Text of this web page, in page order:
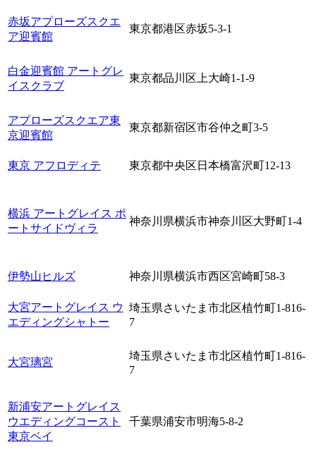
赤坂アプローズスクエ
ア迎賓館
東京都港区赤坂5-3-1
白金迎賓館 アートグレ
イスクラブ
東京都品川区上大崎1-1-9
アプローズスクエア東
京迎賓館
東京都新宿区市谷仲之町3‐5
東京 アフロディテ 東京都中央区日本橋富沢町12-13
横浜 アートグレイス ポ
ートサイドヴィラ
神奈川県横浜市神奈川区大野町1-4
伊勢山ヒルズ 神奈川県横浜市西区宮崎町58-3
大宮アートグレイス ウ
エディングシャトー
埼玉県さいたま市北区植竹町1-816-
7
大宮璃宮
埼玉県さいたま市北区植竹町1-816-
7
新浦安アートグレイス
ウエディングコースト
東京ベイ
千葉県浦安市明海5-8-2